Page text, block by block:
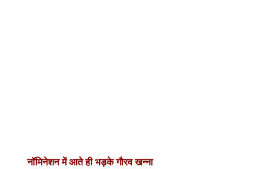
नॉमिनेशनमेंआतेहीभड़केगौरवखन्ना